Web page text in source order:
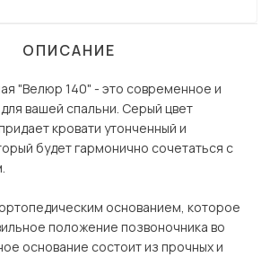
ОПИСАНИЕ
"Велюр 140" - это современное и
вашей спальни. Серый цвет
кровати утонченный и
будет гармонично сочетаться с
основанием, которое
положение позвоночника во
основание состоит из прочных и